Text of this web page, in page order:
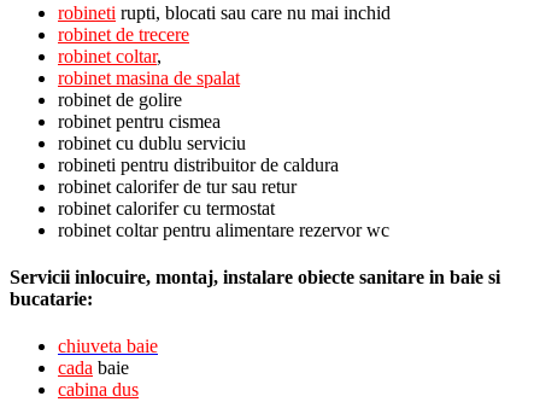
robineti rupti, blocati sau care nu mai inchid
robinet de trecere
robinet coltar,
robinet masina de spalat
robinet de golire
robinet pentru cismea
robinet cu dublu serviciu
robineti pentru distribuitor de caldura
robinet calorifer de tur sau retur
robinet calorifer cu termostat
robinet coltar pentru alimentare rezervor wc
Servicii inlocuire, montaj, instalare obiecte sanitare in baie si
bucatarie:
chiuveta baie
cada baie
cabina dus